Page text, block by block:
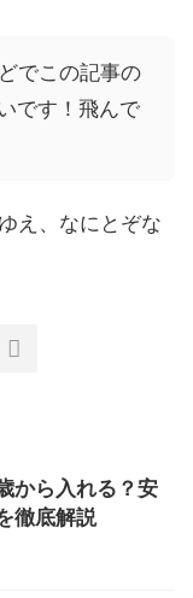
でこの記事の
です！飛んで
え、なにとぞな
から入れる？安
徹底解説